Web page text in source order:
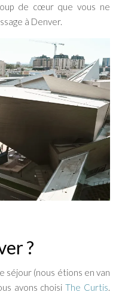
de cœur que vous ne
à Denver.
?
séjour (nous étions en van
avons choisiThe Curtis